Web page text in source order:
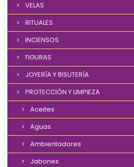
VELAS
RITUALES
INCIENSOS
FIGURAS
JOYERÍA Y BISUTERÍA
PROTECCIÓN Y LIMPIEZA
Aceites
Aguas
Ambientadores
Jabones